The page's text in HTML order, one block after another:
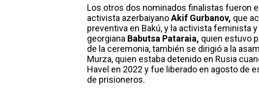
Los otros dos nominados finalistas fueron
activista azerbaiyanoAkif Gurbanov, que
preventiva en Bakú, y la activista feminista
georgiana Babutsa Pataraia, quien estuvo
de la ceremonia, también se dirigió a la
Murza, quien estaba detenido en Rusia
Havel en 2022 y fue liberado en agosto de
de prisioneros.